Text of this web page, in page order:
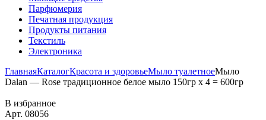
Парфюмерия
Печатная продукция
Продукты питания
Текстиль
Электроника
ГлавнаяКаталогКрасота и здоровьеМыло туалетноеМыло
Dalan — Rose традиционное белое мыло 150гр х 4 = 600гр
В избранное
Арт. 08056